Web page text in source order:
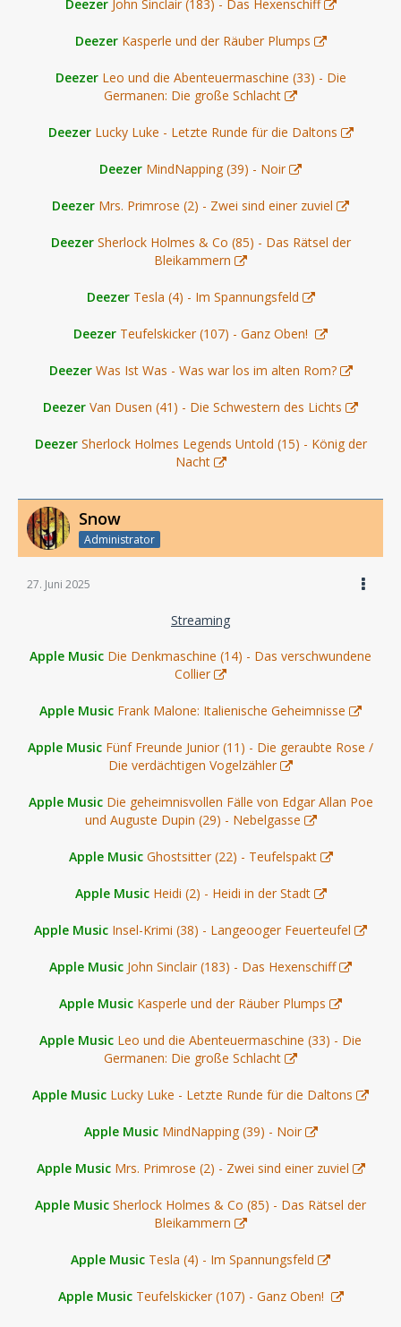
Deezer John Sinclair (183) - Das Hexenschiff
Deezer Kasperle und der Räuber Plumps
Deezer Leo und die Abenteuermaschine (33) - Die
Germanen: Die große Schlacht
Deezer Lucky Luke - Letzte Runde für die Daltons
Deezer MindNapping (39) - Noir
Deezer Mrs. Primrose (2) - Zwei sind einer zuviel
Deezer Sherlock Holmes & Co (85) - Das Rätsel der
Bleikammern
Deezer Tesla (4) - Im Spannungsfeld
Deezer Teufelskicker (107) - Ganz Oben!
Deezer Was Ist Was - Was war los im alten Rom?
Deezer Van Dusen (41) - Die Schwestern des Lichts
Deezer Sherlock Holmes Legends Untold (15) - König der
Nacht
Snow
Administrator
27. Juni 2025
Streaming
Apple Music Die Denkmaschine (14) - Das verschwundene
Collier
Apple Music Frank Malone: Italienische Geheimnisse
Apple Music Fünf Freunde Junior (11) - Die geraubte Rose /
Die verdächtigen Vogelzähler
Apple Music Die geheimnisvollen Fälle von Edgar Allan Poe
und Auguste Dupin (29) - Nebelgasse
Apple Music Ghostsitter (22) - Teufelspakt
Apple Music Heidi (2) - Heidi in der Stadt
Apple Music Insel-Krimi (38) - Langeooger Feuerteufel
Apple Music John Sinclair (183) - Das Hexenschiff
Apple Music Kasperle und der Räuber Plumps
Apple Music Leo und die Abenteuermaschine (33) - Die
Germanen: Die große Schlacht
Apple Music Lucky Luke - Letzte Runde für die Daltons
Apple Music MindNapping (39) - Noir
Apple Music Mrs. Primrose (2) - Zwei sind einer zuviel
Apple Music Sherlock Holmes & Co (85) - Das Rätsel der
Bleikammern
Apple Music Tesla (4) - Im Spannungsfeld
Apple Music Teufelskicker (107) - Ganz Oben!